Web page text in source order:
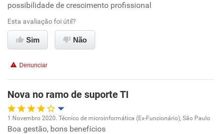
Ambiente de trabalho
Conciliação com a vida familiar
Recomenda esta empresa
Recomenda a diretoria
possibilidade de crescimento profissional
Esta avaliação foi útil?
Sim Não
Denunciar
Nova no ramo de suporte TI
Oportunidade de promoção
1 Novembro 2020. Técnico de microinformática (Ex-Funcionário), São Paulo
Boa gestão, bons benefícios